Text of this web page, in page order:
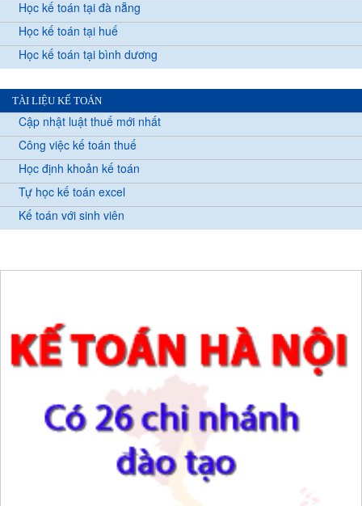
Học kế toán tại đà nẵng
Học kế toán tại huế
Học kế toán tại bình dương
TÀI LIỆU KẾ TOÁN
Cập nhật luật thuế mới nhất
Công việc kế toán thuế
Học định khoản kế toán
Tự học kế toán excel
Kế toán với sinh viên